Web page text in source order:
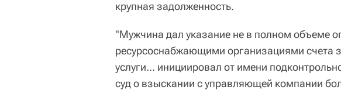
крупная задолженность.
"Мужчина дал указание не в полном объеме
ресурсоснабжающими организациями счета
услуги... инициировал от имени
суд о взыскании с управляющей компании